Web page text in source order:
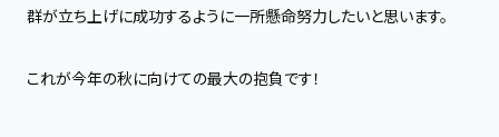
群が立ち上げに成功するように一所懸命努力したいと思います。
これが今年の秋に向けての最大の抱負です！